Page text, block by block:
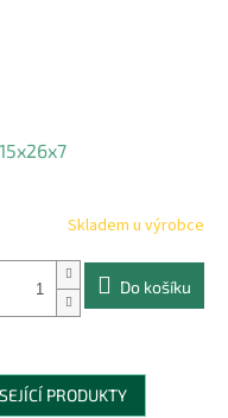
Skladem u výrobce
Do košíku
PRODUKTY